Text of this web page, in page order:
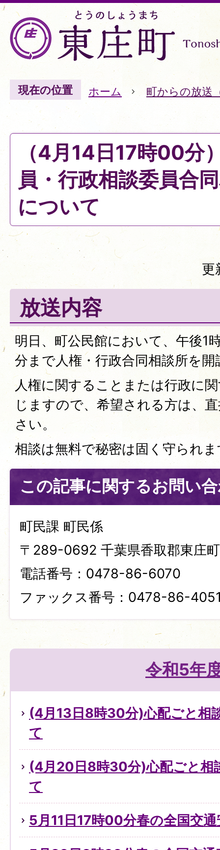
現在の位置 ホーム 町からの放送
（4月14日17時00分
員・行政相談委員合
について
更
放送内容
明日、町公民館において、午後1
分まで人権・行政合同相談所を
人権に関することまたは行政に
じますので、希望される方は、
さい。
相談は無料で秘密は固く守られ
この記事に関するお問い
町民課 町民係
〒289-0692 千葉県香取郡東庄
電話番号：0478-86-6070
ファックス番号：0478-86-
令和5年
(4月13日8時30分)心配ごと相
て
(4月20日8時30分)心配ごと相
て
5月11日17時00分春の全国交